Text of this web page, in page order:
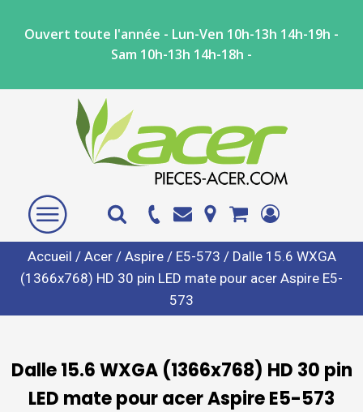
Ouvert toute l'année - Lun-Ven 10h-13h 14h-19h -
Sam 10h-13h 14h-18h -
Accueil / Acer/ Aspire/ E5-573 / Dalle 15.6 WXGA
(1366x768) HD 30 pin LED mate pour acer Aspire E5-
573
Dalle 15.6 WXGA (1366x768) HD 30 pin
LED mate pour acer Aspire E5-573